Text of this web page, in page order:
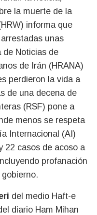
la muerte de la
informa que
unas
de Noticias de
de Irán (HRANA)
perdieron la vida a
de una decena de
(RSF) pone a
menos se respeta
Internacional (AI)
22 casos de acoso a
profanación
del medio Haft-e
diario Ham Mihan